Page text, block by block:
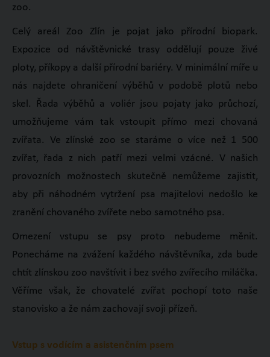
zoo.
Celý areál Zoo Zlín je pojat jako přírodní biopark.
Expozice od návštěvnické trasy oddělují pouze živé
ploty, příkopy a další přírodní bariéry. V minimální míře u
nás najdete ohraničení výběhů v podobě plotů nebo
skel. Řada výběhů a voliér jsou pojaty jako průchozí,
umožňujeme vám tak vstoupit přímo mezi chovaná
zvířata. Ve zlínské zoo se staráme o více než 1 500
zvířat, řada z nich patří mezi velmi vzácné. V našich
provozních možnostech skutečně nemůžeme zajistit,
aby při náhodném vytržení psa majitelovi nedošlo ke
zranění chovaného zvířete nebo samotného psa.
Omezení vstupu se psy proto nebudeme měnit.
Ponecháme na zvážení každého návštěvníka, zda bude
chtít zlínskou zoo navštívit i bez svého zvířecího miláčka.
Věříme však, že chovatelé zvířat pochopí toto naše
stanovisko a že nám zachovají svoji přízeň.
Vstup s vodícím a asistenčním psem